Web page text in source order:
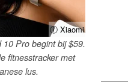
ⓘ Xiaomi
Pro begint bij $59.
fitnesstracker met
lus.